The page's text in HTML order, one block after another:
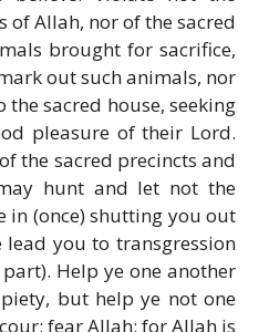
of Allah, nor of the sacred
brought for sacrifice,
out such animals, nor
sacred house, seeking
pleasure of their Lord.
the sacred precincts and
hunt and let not the
in (once) shutting you out
lead you to transgression
Help ye one another
but help ye not one
fear Allah: for Allah is